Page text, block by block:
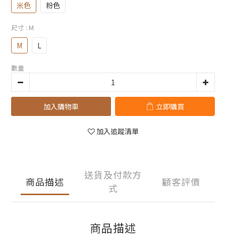
米色 粉色
尺寸 : M
M L
數量
加入購物車 立即購買
加入追蹤清單
商品描述
送貨及付款方
式
顧客評價
商品描述